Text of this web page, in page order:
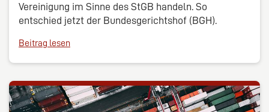
Vereinigung im Sinne des StGB handeln. So
entschied jetzt der Bundesgerichtshof (BGH).
Beitrag lesen